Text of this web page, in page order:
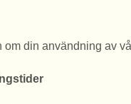
om din användning av